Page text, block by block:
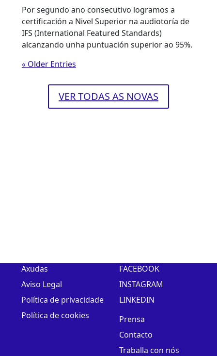
Por segundo ano consecutivo logramos a
certificación a Nivel Superior na audiotoría de
IFS (International Featured Standards)
alcanzando unha puntuación superior ao 95%.
« Older Entries
VER TODAS AS NOVAS
Axudas
Aviso Legal
Política de privacidade
Política de cookies
FACEBOOK
INSTAGRAM
LINKEDIN
Prensa
Contacto
Traballa con nós